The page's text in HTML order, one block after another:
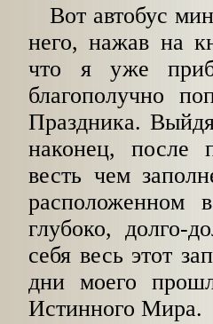
Вот автобус
него, нажав на
что я уже
благополучно
Праздника.
наконец, после
весть чем
расположенном
глубоко, долго-
себя весь этот
дни моего
Истинного Мира.